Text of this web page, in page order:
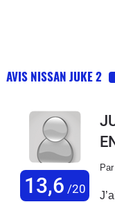
AVIS NISSAN JUKE 2
13,6 /20
Par
J’ai